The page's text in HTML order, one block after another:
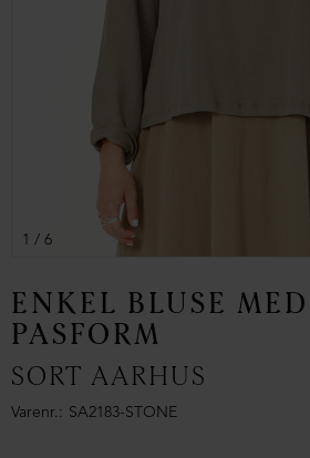
1 / 6
ENKEL BLUSE
PASFORM
SORT AARHUS
Varenr. SA2183-STONE